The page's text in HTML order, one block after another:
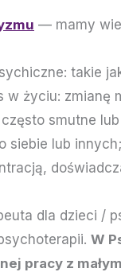
— mamy
takie
życiu: zmianę
smutne
siebie lub innych;
dla dzieci /
W
pracy z